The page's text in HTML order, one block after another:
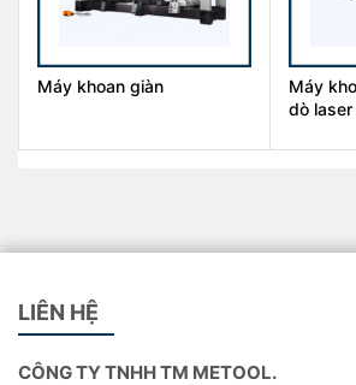
Máy khoan giàn
Máy
dò laser
LIÊN HỆ
CÔNG TY TNHH TM METOOL.